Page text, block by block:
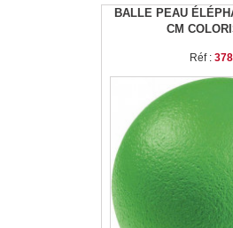
BALLE PEAU
CM
Réf :